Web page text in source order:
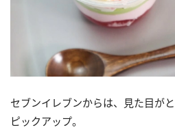
セブンイレブンからは、見た目が
ピックアップ。